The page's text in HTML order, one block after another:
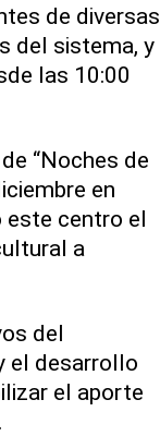
de diversas
del sistema, y
las 10:00
“Noches de
en
este centro el
a
del
el desarrollo
el aporte